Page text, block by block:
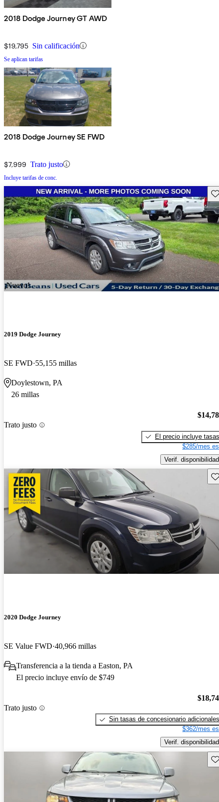
2018 Dodge Journey GT AWD
$19,795 Sin calificación
Se aplican tarifas
2018 Dodge Journey SE FWD
$7,999 Trato justo
Incluye tarifas de conc.
¡Nuevo!
2019 Dodge Journey
SE FWD 55,155 millas
Doylestown, PA
26 millas
Trato justo
El precio incluye tasas
$285/mes
Verif. disponibilidad
2020 Dodge Journey
SE Value FWD 40,966 millas
Transferencia a la tienda a Easton, PA
El precio incluye envío de $749
Trato justo
Sin tasas de concesionario adicionales
$362/mes
Verif. disponibilidad